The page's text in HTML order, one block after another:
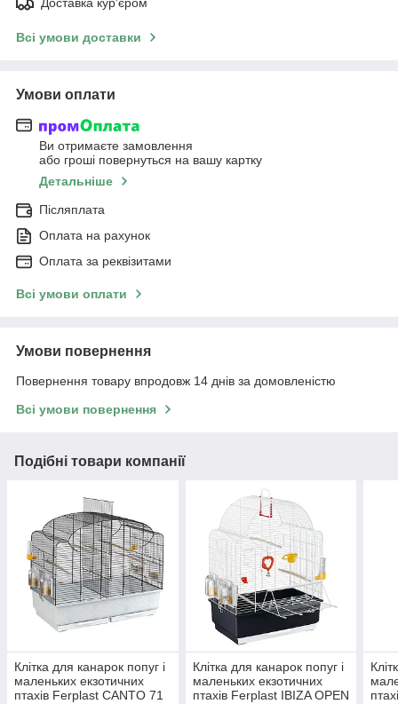
Всі умови доставки
Умови оплати
Ви отримаєте замовлення
або гроші повернуться на вашу картку
Детальніше
Післяплата
Оплата на рахунок
Оплата за реквізитами
Всі умови оплати
Умови повернення
Повернення товару впродовж 14 днів за домовленістю
Всі умови повернення
Подібні товари компанії
Клітка для канарок попуг і
маленьких екзотичних
птахів Ferplast CANTO 71
Клітка для канарок попуг і
маленьких екзотичних
птахів Ferplast IBIZA OPEN